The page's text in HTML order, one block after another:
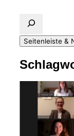
Seitenleiste &